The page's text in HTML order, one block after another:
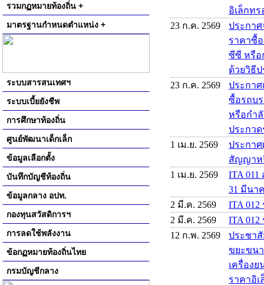
รวมกฏหมายท้องถิ่น +
มาตรฐานกำหนดตำแหน่ง +
ระบบสารสนเทศฯ
ระบบเบี้ยยังชีพ
การศึกษาท้องถิ่น
ศูนย์พัฒนาเด็กเล็ก
ข้อมูลเลือกตั้ง
บันทึกบัญชีท้องถิ่น
ข้อมูลกลาง อปท.
กองทุนสวัสดิการฯ
การลดใช้พลังงาน
ข้อกฏหมายท้องถิ่นไทย
กรมบัญชีกลาง
อิเล็กทร
23 ก.ค. 2569
ประกา
ราคาซื้
ซีซี หรือ
ด้วยวิธีป
23 ก.ค. 2569
ประกา
ซื้อรถบ
หรือกำ
ประกวด
1 เม.ย. 2569
ประกา
สัญญาห
1 เม.ย. 2569
ITA
31 มีนา
2 มี.ค. 2569
ITA
2 มี.ค. 2569
ITA
12 ก.พ. 2569
ประชา
ขยะขน
เครื่อง
ราคาอิเ